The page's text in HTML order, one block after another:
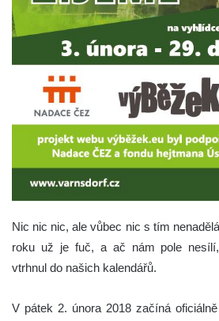
Nic nic nic, ale vůbec nic s tím
roku už je fuč, a ač nám pole
vtrhnul do našich kalendářů.
V pátek 2. února 2018 začíná